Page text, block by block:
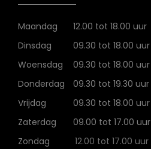
Maandag
12.00 tot 18.00 uur
Dinsdag
09.30 tot 18.00 uur
Woensdag
09.30 tot 18.00 uur
Donderdag
09.30 tot 19.30 uur
Vrijdag
09.30 tot 18.00 uur
Zaterdag
09.00 tot 17.00 uur
Zondag
12.00 tot 17.00 uur